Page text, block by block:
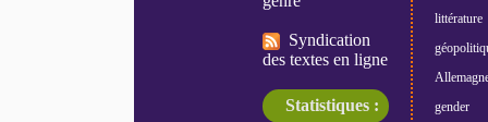
Syndication
des textes en ligne
Statistiques :
littérature
gender